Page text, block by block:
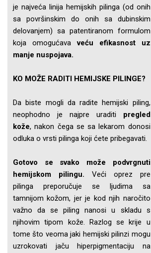
je najveća linija hemijskih pilinga (od onih
sa površinskim do onih sa dubinskim
delovanjem) sa patentiranom formulom
koja omogućavaveću efikasnost uz
manje nuspojava.
KO MOŽE RADITI HEMIJSKE PILINGE?
Da biste mogli da radite hemijski piling,
neophodno je najpre uraditi pregled
kože, nakon čega se sa lekarom donosi
odluka o vrsti pilinga koji ćete pribegavati.
Gotovo se svako može podvrgnuti
hemijskom pilingu. Veći oprez pre
pilinga preporučuje se ljudima sa
tamnijom kožom, jer je kod njih naročito
važno da se piling nanosi u skladu s
njihovim tipom kože. Razlog se krije u
tome što veoma jaki hemijski pilinzi mogu
uzrokovati jaču hiperpigmentaciju na